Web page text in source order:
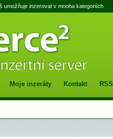
umožňuje inzerovat v mnoha kategoriích
Moje inzeráty Kontakt RSS